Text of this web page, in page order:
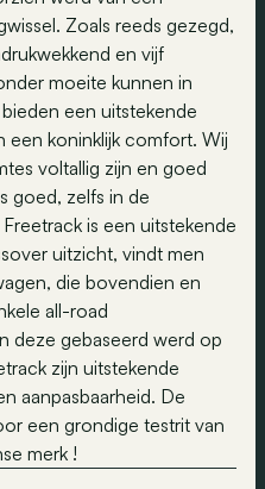
Zoals reeds gezegd,
en vijf
moeite kunnen in
een uitstekende
een koninklijk comfort. Wij
voltallig zijn en goed
goed, zelfs in de
is een uitstekende
uitzicht, vindt men
die bovendien en
all-road
deze gebaseerd werd op
zijn uitstekende
aanpasbaarheid. De
een grondige testrit van
merk !